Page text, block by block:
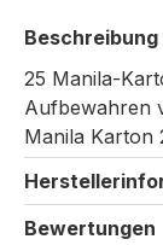
Beschreibung
25 Manila-
Aufbewahren
Manila Karton
Bewertungen